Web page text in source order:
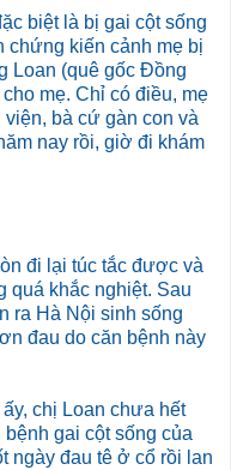
biệt là bị gai cột sống
chứng kiến cảnh mẹ bị
Loan (quê gốc Đồng
mẹ. Chỉ có điều, mẹ
bà cứ gàn con và
nay rồi, giờ đi khám
đi lại túc tắc được và
quá khắc nghiệt. Sau
ra Hà Nội sinh sống
đau do căn bệnh này
chị Loan chưa hết
gai cột sống của
ngày đau tê ở cổ rồi lan